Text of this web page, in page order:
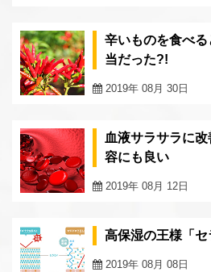
辛いものを食べ
当だった?!
2019年 08月 30日
血液サラサラに
容にも良い
2019年 08月 12日
高保湿の王様「
2019年 08月 08日
アフィリエイト
ショッピングカート